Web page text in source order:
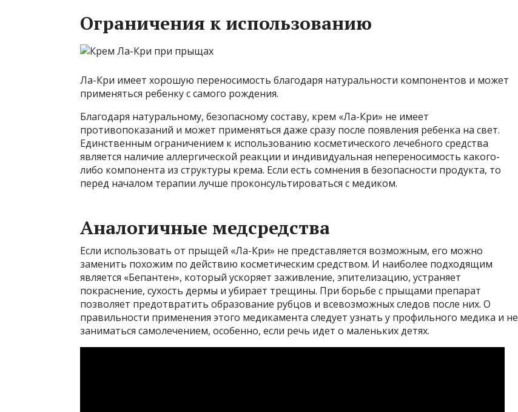
Ограничения к использованию
Ла-Кри имеет хорошую переносимость благодаря натуральности компонентов и может
применяться ребенку с самого рождения.
Благодаря натуральному, безопасному составу, крем «Ла-Кри» не имеет
противопоказаний и может применяться даже сразу после появления ребенка на свет.
Единственным ограничением к использованию косметического лечебного средства
является наличие аллергической реакции и индивидуальная непереносимость какого-
либо компонента из структуры крема. Если есть сомнения в безопасности продукта, то
перед началом терапии лучше проконсультироваться с медиком.
Аналогичные медсредства
Если использовать от прыщей «Ла-Кри» не представляется возможным, его можно
заменить похожим по действию косметическим средством. И наиболее подходящим
является «Бепантен», который ускоряет заживление, эпителизацию, устраняет
покраснение, сухость дермы и убирает трещины. При борьбе с прыщами препарат
позволяет предотвратить образование рубцов и всевозможных следов после них. О
правильности применения этого медикамента следует узнать у профильного медика и не
заниматься самолечением, особенно, если речь идет о маленьких детях.